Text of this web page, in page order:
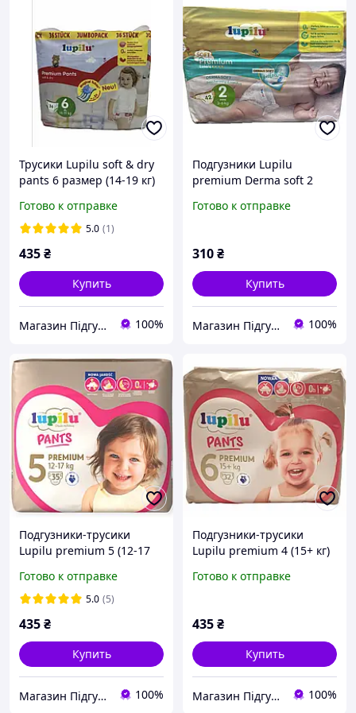
Трусики Lupilu soft & dry
pants 6 размер (14-19 кг)
Готово к отправке
5.0 (1)
435₴
Купить
Магазин ПідгузОК 100%
Подгузники Lupilu
premium Derma soft 2
Готово к отправке
310₴
Купить
Магазин ПідгузОК 100%
Подгузники-трусики
Lupilu premium 5 (12-17
Готово к отправке
5.0 (5)
435₴
Купить
Магазин ПідгузОК 100%
Подгузники-трусики
Lupilu premium 4 (15+ кг)
Готово к отправке
435₴
Купить
Магазин ПідгузОК 100%